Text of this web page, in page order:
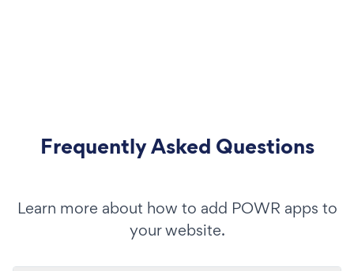
Frequently Asked Questions
Learn more about how to add POWR apps to
your website.